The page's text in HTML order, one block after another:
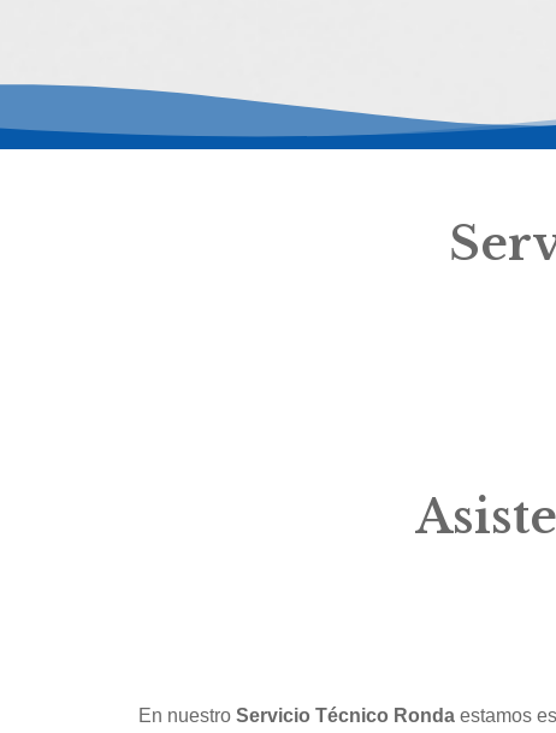
En nuestro Servicio Técnico Ronda estamos